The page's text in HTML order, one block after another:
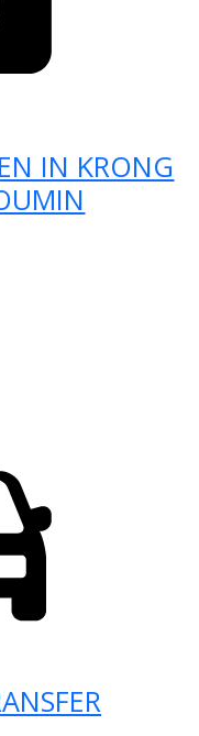
IN KRONG